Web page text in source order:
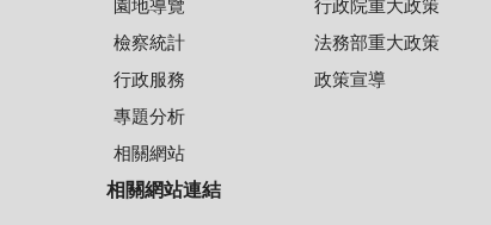
園地導覽
檢察統計
行政服務
專題分析
相關網站
行政院重大政策
法務部重大政策
政策宣導
相關網站連結